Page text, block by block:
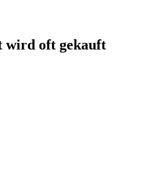
wird oft gekauft